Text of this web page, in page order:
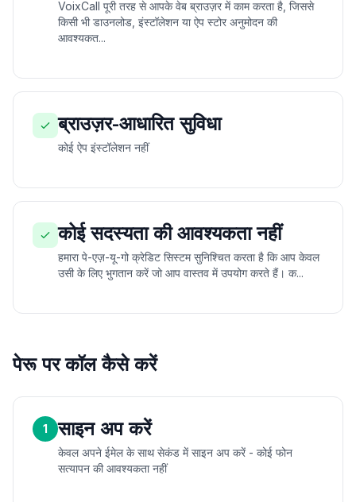
VoixCall पूरी तरह से आपके वेब ब्राउज़र में काम करता है, जिससे
किसी भी डाउनलोड, इंस्टॉलेशन या ऐप स्टोर अनुमोदन की
आवश्यकत...
ब्राउज़र-आधारित सुविधा
कोई ऐप इंस्टॉलेशन नहीं
कोई सदस्यता की आवश्यकता नहीं
हमारा पे-एज़-यू-गो क्रेडिट सिस्टम सुनिश्चित करता है कि आप केवल
उसी के लिए भुगतान करें जो आप वास्तव में उपयोग करते हैं। क...
पेरू पर कॉल कैसे करें
1 साइन अप करें
केवल अपने ईमेल के साथ सेकंड में साइन अप करें - कोई फोन
सत्यापन की आवश्यकता नहीं